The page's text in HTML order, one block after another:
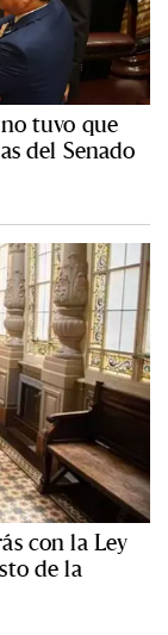
tuvo que
del Senado
con la Ley
de la